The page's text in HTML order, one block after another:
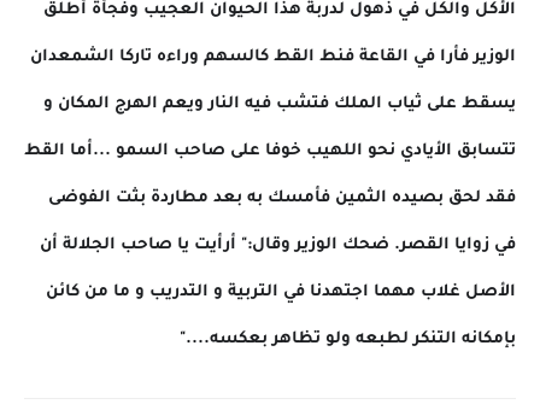
الأكل والكل في ذهول لدربة هذا الحيوان العجيب وفجأة أطلق
الوزير فأرا في القاعة فنط القط كالسهم وراءه تاركا الشمعدان
يسقط على ثياب الملك فتشب فيه النار ويعم الهرج المكان و
تتسابق الأيادي نحو اللهيب خوفا على صاحب السمو ...أما القط
فقد لحق بصيده الثمين فأمسك به بعد مطاردة بثت الفوضى
في زوايا القصر. ضحك الوزير وقال:" أرأيت يا صاحب الجلالة أن
الأصل غلاب مهما اجتهدنا في التربية و التدريب و ما من كائن
بإمكانه التنكر لطبعه ولو تظاهر بعكسه...."